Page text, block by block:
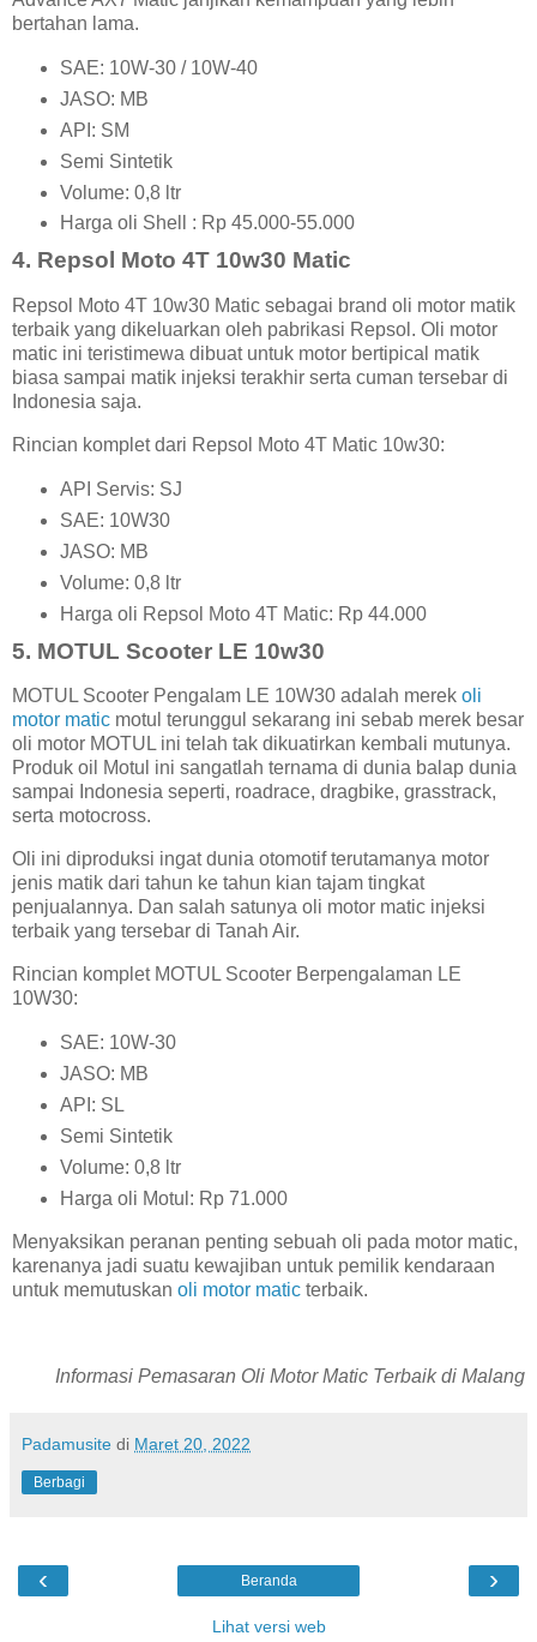
bertahan lama.
SAE: 10W-30 / 10W-40
JASO: MB
API: SM
Semi Sintetik
Volume: 0,8 ltr
Harga oli Shell : Rp 45.000-55.000
4. Repsol Moto 4T 10w30 Matic
Repsol Moto 4T 10w30 Matic sebagai brand oli motor matik
terbaik yang dikeluarkan oleh pabrikasi Repsol. Oli motor
matic ini teristimewa dibuat untuk motor bertipical matik
biasa sampai matik injeksi terakhir serta cuman tersebar di
Indonesia saja.
Rincian komplet dari Repsol Moto 4T Matic 10w30:
API Servis: SJ
SAE: 10W30
JASO: MB
Volume: 0,8 ltr
Harga oli Repsol Moto 4T Matic: Rp 44.000
5. MOTUL Scooter LE 10w30
MOTUL Scooter Pengalam LE 10W30 adalah merek oli
motor matic motul terunggul sekarang ini sebab merek besar
oli motor MOTUL ini telah tak dikuatirkan kembali mutunya.
Produk oil Motul ini sangatlah ternama di dunia balap dunia
sampai Indonesia seperti, roadrace, dragbike, grasstrack,
serta motocross.
Oli ini diproduksi ingat dunia otomotif terutamanya motor
jenis matik dari tahun ke tahun kian tajam tingkat
penjualannya. Dan salah satunya oli motor matic injeksi
terbaik yang tersebar di Tanah Air.
Rincian komplet MOTUL Scooter Berpengalaman LE
10W30:
SAE: 10W-30
JASO: MB
API: SL
Semi Sintetik
Volume: 0,8 ltr
Harga oli Motul: Rp 71.000
Menyaksikan peranan penting sebuah oli pada motor matic,
karenanya jadi suatu kewajiban untuk pemilik kendaraan
untuk memutuskan oli motor matic terbaik.
Informasi Pemasaran Oli Motor Matic Terbaik di Malang
Padamusite di Maret 20, 2022
Berbagi
‹ ›
Beranda
Lihat versi web